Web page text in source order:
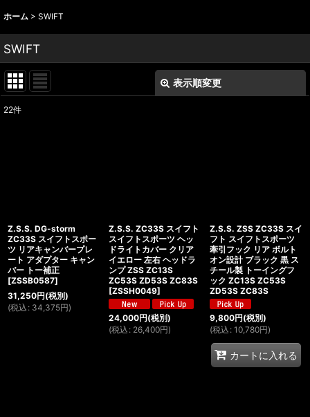
ホーム > SWIFT
SWIFT
表示順変更
22件
Z.S.S. DG-storm
ZC33S スイフトスポー
ツ リアキャンバープレ
ート アダプター キャン
バー トー補正
[ZSSB0587]
31,250円(税別)
(税込 : 34,375円)
Z.S.S. ZC33S スイフト
スイフトスポーツ ヘッ
ドライトカバー クリア
イエロー 左右 ヘッドラ
ンプ ZSS ZC13S
ZC53S ZD53S ZC83S
[ZSSH0049]
24,000円(税別)
(税込 : 26,400円)
Z.S.S. ZSS ZC33S スイ
フト スイフトスポーツ
牽引フック リア ボルト
オン設計 ブラック 黒 ス
チール製 トーイングフ
ック ZC13S ZC53S
ZD53S ZC83S
9,800円(税別)
(税込 : 10,780円)
カートに入れる